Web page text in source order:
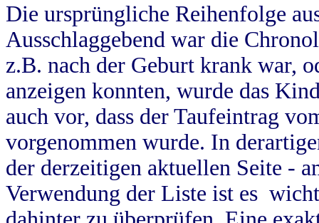
Die ursprüngliche Reihenfolge
Ausschlaggebend war die
z.B. nach der Geburt krank war,
anzeigen konnten, wurde das
auch vor, dass der Taufeintrag
vorgenommen wurde. In
der derzeitigen aktuellen Seite -
Verwendung der Liste ist es